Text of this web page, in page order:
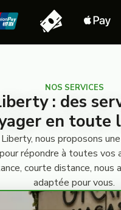
NOS SERVICES
: des
en toute
nous proposons
répondre à toutes
courte distance, nous
adaptée pour vous.